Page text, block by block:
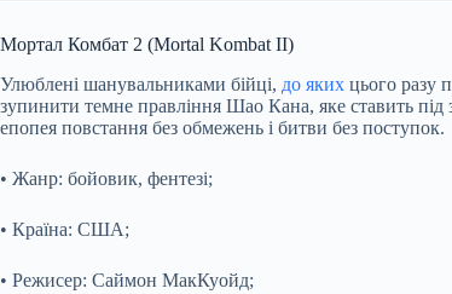
Мортал Комбат 2 (Mortal Kombat II)
Улюблені шанувальниками бійці, до яких цього разу
зупинити темне правління Шао Кана, яке ставить під
епопея повстання без обмежень і битви без поступок.
• Жанр: бойовик, фентезі;
• Країна: США;
• Режисер: Саймон МакКуойд;